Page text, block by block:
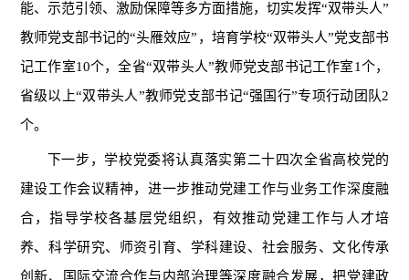
能、示范引领、激励保障等多方面措施，切实发挥“双带头人”
教师党支部书记的“头雁效应”，培育学校“双带头人”党支部书
记工作室10个，全省“双带头人”教师党支部书记工作室1个，
省级以上“双带头人”教师党支部书记“强国行”专项行动团队2
个。
下一步，学校党委将认真落实第二十四次全省高校党的
建设工作会议精神，进一步推动党建工作与业务工作深度融
合，指导学校各基层党组织，有效推动党建工作与人才培
养、科学研究、师资引育、学科建设、社会服务、文化传承
创新、国际交流合作与内部治理等深度融合发展，把党建政